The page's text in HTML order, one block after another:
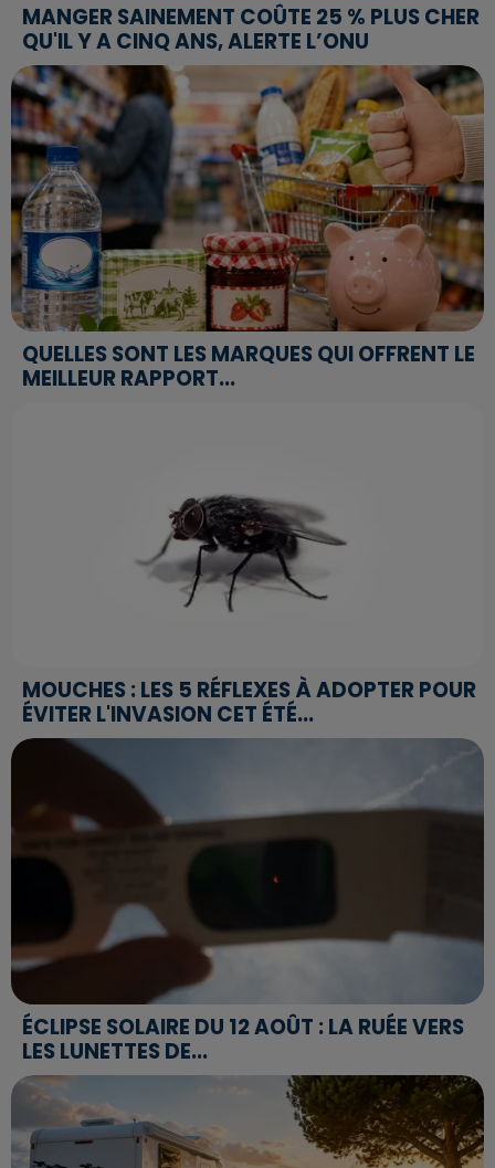
MANGER SAINEMENT COÛTE 25 % PLUS CHER
QU'IL Y A CINQ ANS, ALERTE L’ONU
QUELLES SONT LES MARQUES QUI OFFRENT LE
MEILLEUR RAPPORT...
MOUCHES : LES 5 RÉFLEXES À ADOPTER POUR
ÉVITER L'INVASION CET ÉTÉ...
ÉCLIPSE SOLAIRE DU 12 AOÛT : LA RUÉE VERS
LES LUNETTES DE...